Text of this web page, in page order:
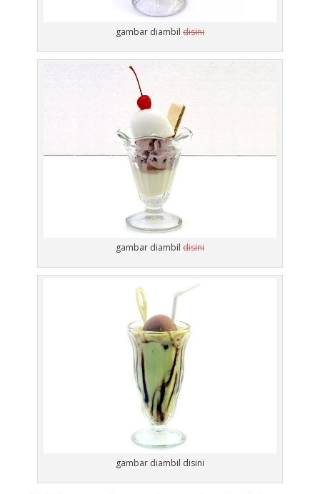
gambar diambil disini
gambar diambil disini
gambar diambil disini